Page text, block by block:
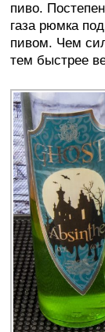
пиво.
газа рюмка
пивом. Чем
тем быстрее